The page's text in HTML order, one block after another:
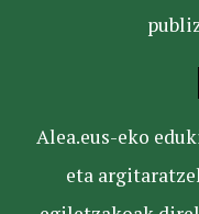
Alea.eus-eko
eta